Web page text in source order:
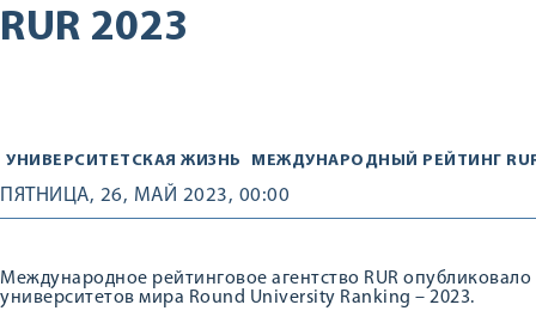
RUR 2023
УНИВЕРСИТЕТСКАЯ ЖИЗНЬ МЕЖДУНАРОДНЫЙ РЕЙТИНГ
ПЯТНИЦА, 26, МАЙ 2023, 00:00
Международное рейтинговое агентство RUR
университетов мира Round University Ranking – 2023.